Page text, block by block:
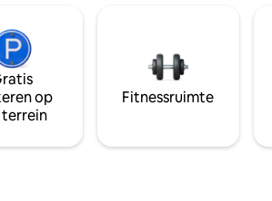
op
Fitnessruimte